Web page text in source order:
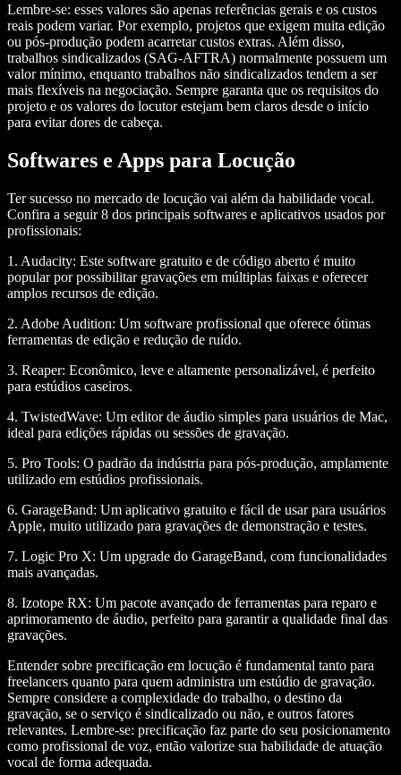
Lembre-se: esses valores são apenas referências gerais e os custos
reais podem variar. Por exemplo, projetos que exigem muita edição
ou pós-produção podem acarretar custos extras. Além disso,
trabalhos sindicalizados (SAG-AFTRA) normalmente possuem um
valor mínimo, enquanto trabalhos não sindicalizados tendem a ser
mais flexíveis na negociação. Sempre garanta que os requisitos do
projeto e os valores do locutor estejam bem claros desde o início
para evitar dores de cabeça.
Softwares e Apps para Locução
Ter sucesso no mercado de locução vai além da habilidade vocal.
Confira a seguir 8 dos principais softwares e aplicativos usados por
profissionais:
1. Audacity: Este software gratuito e de código aberto é muito
popular por possibilitar gravações em múltiplas faixas e oferecer
amplos recursos de edição.
2. Adobe Audition: Um software profissional que oferece ótimas
ferramentas de edição e redução de ruído.
3. Reaper: Econômico, leve e altamente personalizável, é perfeito
para estúdios caseiros.
4. TwistedWave: Um editor de áudio simples para usuários de Mac,
ideal para edições rápidas ou sessões de gravação.
5. Pro Tools: O padrão da indústria para pós-produção, amplamente
utilizado em estúdios profissionais.
6. GarageBand: Um aplicativo gratuito e fácil de usar para usuários
Apple, muito utilizado para gravações de demonstração e testes.
7. Logic Pro X: Um upgrade do GarageBand, com funcionalidades
mais avançadas.
8. Izotope RX: Um pacote avançado de ferramentas para reparo e
aprimoramento de áudio, perfeito para garantir a qualidade final das
gravações.
Entender sobre precificação em locução é fundamental tanto para
freelancers quanto para quem administra um estúdio de gravação.
Sempre considere a complexidade do trabalho, o destino da
gravação, se o serviço é sindicalizado ou não, e outros fatores
relevantes. Lembre-se: precificação faz parte do seu posicionamento
como profissional de voz, então valorize sua habilidade de atuação
vocal de forma adequada.